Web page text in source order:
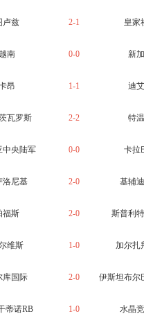
卢兹 2-1 皇家
越南 0-0 新
昂 1-1 迪
瓦罗斯 2-2 特
中央陆军 0-0 卡拉
洛尼基 2-0 基辅
福斯 2-0 斯普利
维斯 1-0 加尔扎
库国际 2-0 伊斯坦布尔
蒂诺RB 1-0 水晶